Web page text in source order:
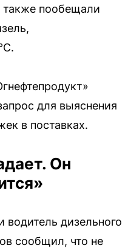
также пообещали
для выяснения
в поставках.
Он
дизельного
сообщил, что не